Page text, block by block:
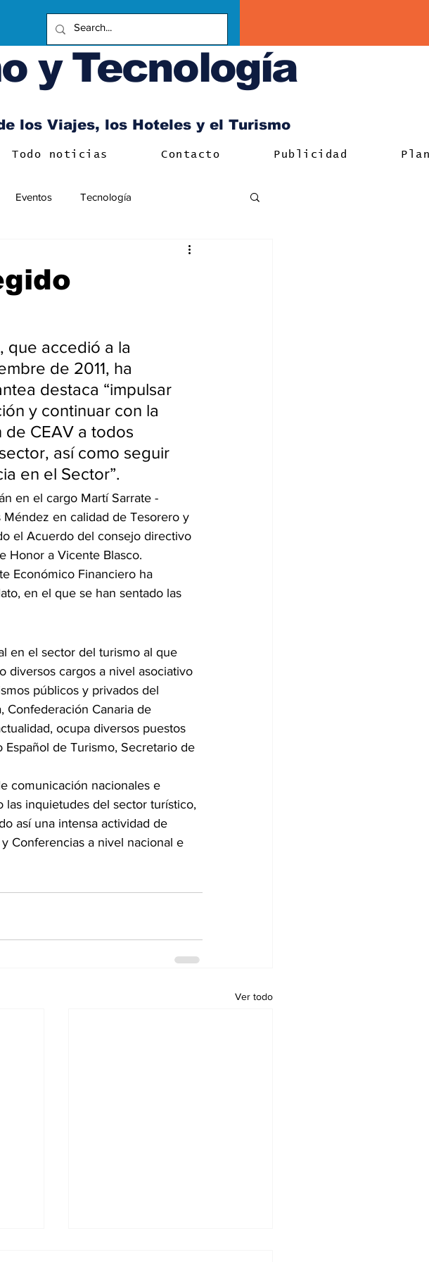
y Tecnología
los Viajes, los Hoteles y el Turismo
Todo noticias Contacto Publicidad
Eventos Tecnología
que accedió a la
de 2011, ha
destaca “impulsar
y continuar con la
CEAV a todos
así como seguir
en el Sector”.
en el cargo Martí Sarrate -
en calidad de Tesorero y
el Acuerdo del consejo directivo
Honor a Vicente Blasco.
Económico Financiero ha
en el que se han sentado las
en el sector del turismo al que
diversos cargos a nivel asociativo
públicos y privados del
Confederación Canaria de
ocupa diversos puestos
de Turismo, Secretario de
comunicación nacionales e
las inquietudes del sector turístico,
así una intensa actividad de
Conferencias a nivel nacional e
Ver todo